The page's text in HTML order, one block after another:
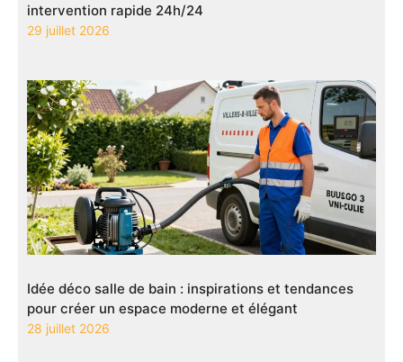
intervention rapide 24h/24
29 juillet 2026
Idée déco salle de bain : inspirations et tendances
pour créer un espace moderne et élégant
28 juillet 2026